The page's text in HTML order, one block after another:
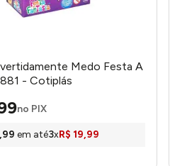
Medo Festa A
- Cotiplás
no PIX
,99 em até3xR$ 19,99